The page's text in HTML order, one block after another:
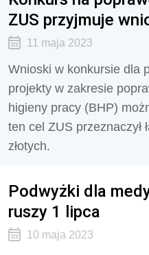
ZUS przyjmuje
11 maja 2023
Wnioski w konkursie dla
projekty w zakresie
higieny pracy (BHP)
ten cel ZUS przeznaczył
złotych.
Podwyżki dla
ruszy 1 lipca
10 maja 2023